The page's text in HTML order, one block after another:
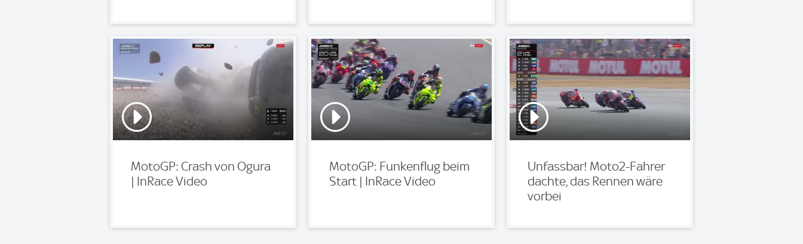
MotoGP: Crash von Ogura
| InRace Video
MotoGP: Funkenflug beim
Start | InRace Video
Unfassbar! Moto2-Fahrer
dachte, das Rennen wäre
vorbei